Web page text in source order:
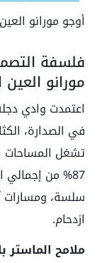
أوجو مورانو
فلسفة
مورانو
اعتمدت وادي
تشغل المساحات
87% من
سلسة، ومسارات
ازدحام.
ملامح الماستر